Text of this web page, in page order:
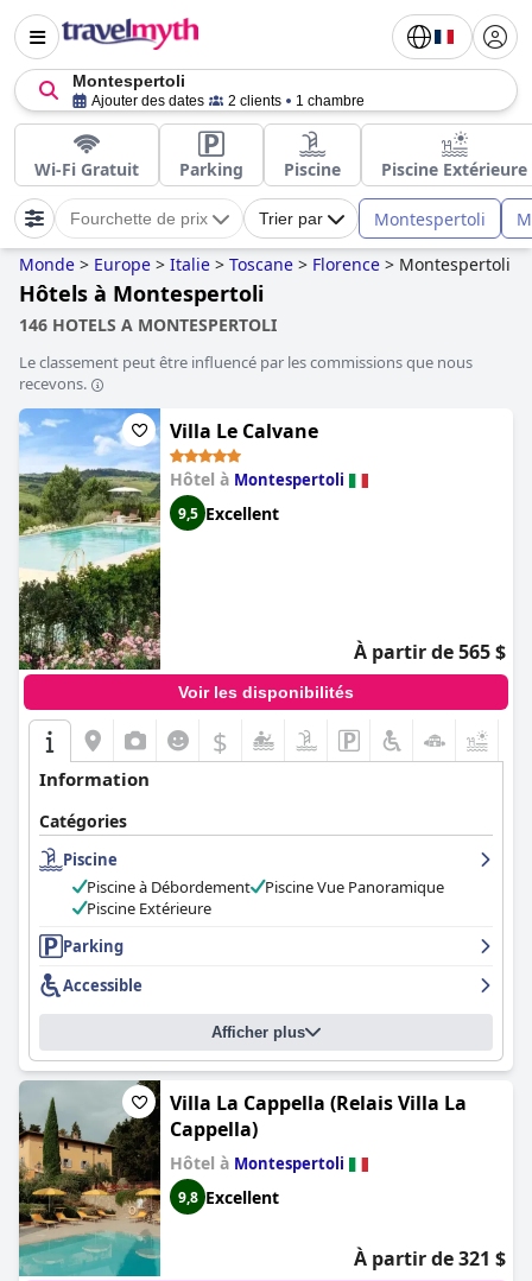
Montespertoli
Ajouter des dates 2 clients 1 chambre
Wi-Fi Gratuit Parking Piscine Piscine Extérieure
Fourchette de prix Trier par Montespertoli
Monde > Europe > Italie > Toscane > Florence > Montespertoli
Hôtels à Montespertoli
146 HOTELS A MONTESPERTOLI
Le classement peut être influencé par les commissions que nous
recevons.
Villa Le Calvane
Hôtel à Montespertoli
9,5 Excellent
À partir de 565 $
Voir les disponibilités
$
Information
Catégories
Piscine
Piscine à Débordement
Piscine Vue Panoramique
Piscine Extérieure
Parking
Accessible
Afficher plus
Villa La Cappella (Relais Villa La
Cappella)
Hôtel à Montespertoli
9,8 Excellent
À partir de 321 $